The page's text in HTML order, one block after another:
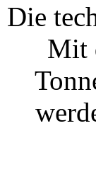
Die
Mit